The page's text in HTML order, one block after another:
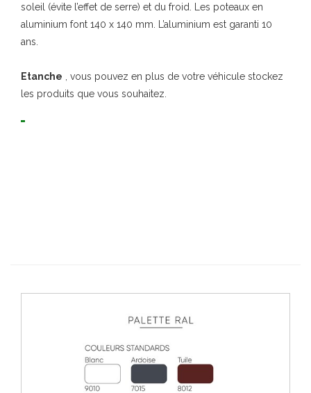
soleil (évite l’effet de serre) et du froid. Les poteaux en
aluminium font 140 x 140 mm. L’aluminium est garanti 10
ans.
Etanche , vous pouvez en plus de votre véhicule stockez
les produits que vous souhaitez.